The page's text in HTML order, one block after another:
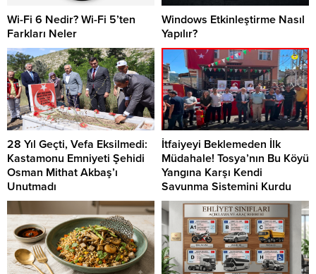
Wi-Fi 6 Nedir? Wi-Fi 5’ten
Farkları Neler
Windows Etkinleştirme Nasıl
Yapılır?
28 Yıl Geçti, Vefa Eksilmedi:
Kastamonu Emniyeti Şehidi
Osman Mithat Akbaş’ı
Unutmadı
İtfaiyeyi Beklemeden İlk
Müdahale! Tosya’nın Bu Köyü
Yangına Karşı Kendi
Savunma Sistemini Kurdu